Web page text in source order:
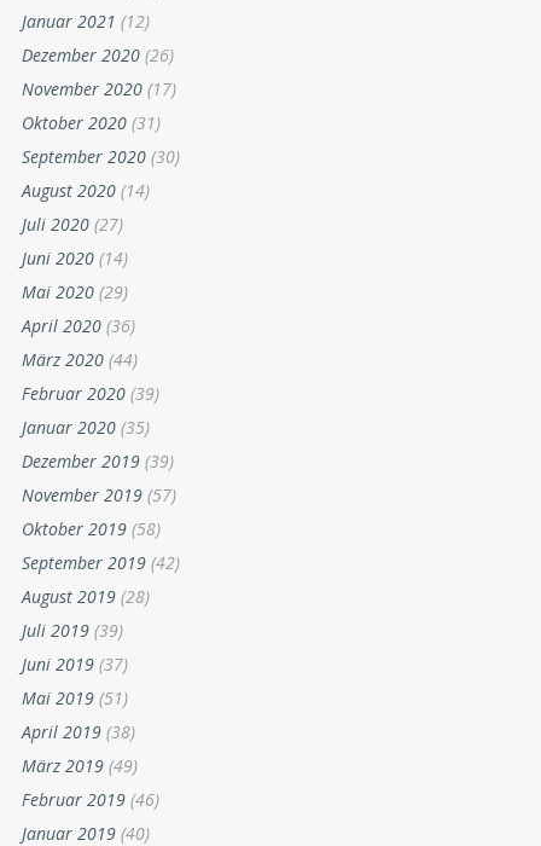
Januar 2021 (12)
Dezember 2020 (26)
November 2020 (17)
Oktober 2020 (31)
September 2020 (30)
August 2020 (14)
Juli 2020 (27)
Juni 2020 (14)
Mai 2020 (29)
April 2020 (36)
März 2020 (44)
Februar 2020 (39)
Januar 2020 (35)
Dezember 2019 (39)
November 2019 (57)
Oktober 2019 (58)
September 2019 (42)
August 2019 (28)
Juli 2019 (39)
Juni 2019 (37)
Mai 2019 (51)
April 2019 (38)
März 2019 (49)
Februar 2019 (46)
Januar 2019 (40)